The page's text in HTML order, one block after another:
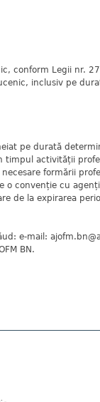
conform Legii nr.
inclusiv pe
pe durată
timpul activității
formării
o convenție cu
de la expirarea
e-mail:
BN.